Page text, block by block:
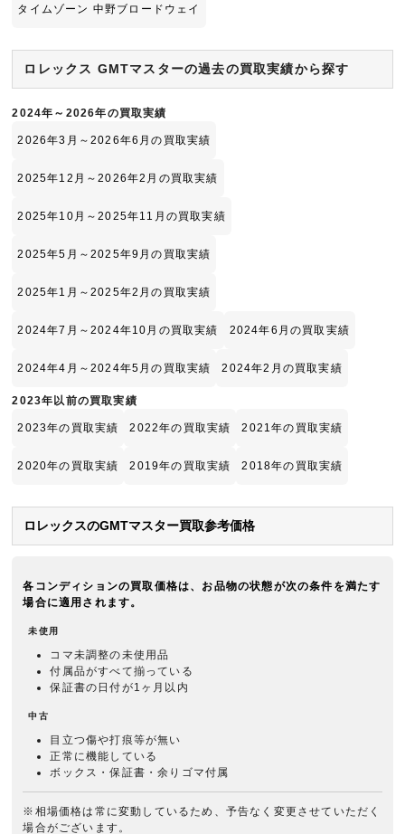
タイムゾーン 中野ブロードウェイ
ロレックス GMTマスターの過去の買取実績から探す
2024年～2026年の買取実績
2026年3月～2026年6月の買取実績
2025年12月～2026年2月の買取実績
2025年10月～2025年11月の買取実績
2025年5月～2025年9月の買取実績
2025年1月～2025年2月の買取実績
2024年7月～2024年10月の買取実績 2024年6月の買取実績
2024年4月～2024年5月の買取実績 2024年2月の買取実績
2023年以前の買取実績
2023年の買取実績 2022年の買取実績 2021年の買取実績
2020年の買取実績 2019年の買取実績 2018年の買取実績
ロレックスのGMTマスター買取参考価格
各コンディションの買取価格は、お品物の状態が次の条件を満たす
場合に適用されます。
未使用
コマ未調整の未使用品
付属品がすべて揃っている
保証書の日付が1ヶ月以内
中古
目立つ傷や打痕等が無い
正常に機能している
ボックス・保証書・余りゴマ付属
※相場価格は常に変動しているため、予告なく変更させていただく
場合がございます。